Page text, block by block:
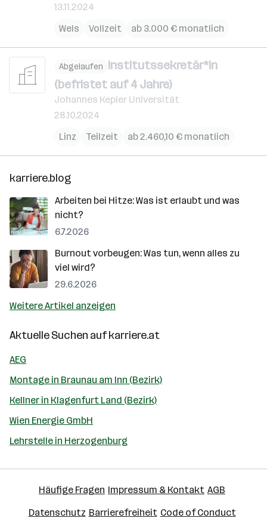
13.11.2024
Wels
Vollzeit ab 3.000 € monatlich
Abgelaufen Institutssekretär*in
(befristet auf 4 Jahre)
Johannes Kepler Universität
28.10.2024
Linz
Teilzeit ab 2.460,10 € monatlich
karriere.blog
Arbeiten bei Hitze: Was ist erlaubt und was
nicht?
6.7.2026
Burnout vorbeugen: Was tun, wenn alles zu
viel wird?
29.6.2026
Weitere Artikel anzeigen
Aktuelle Suchen aufkarriere.at
AEG
Montage in Braunau am Inn (Bezirk)
Kellner in Klagenfurt Land (Bezirk)
Wien Energie GmbH
Lehrstelle in Herzogenburg
Häufige Fragen Impressum & Kontakt AGB
Datenschutz Barrierefreiheit Code of Conduct